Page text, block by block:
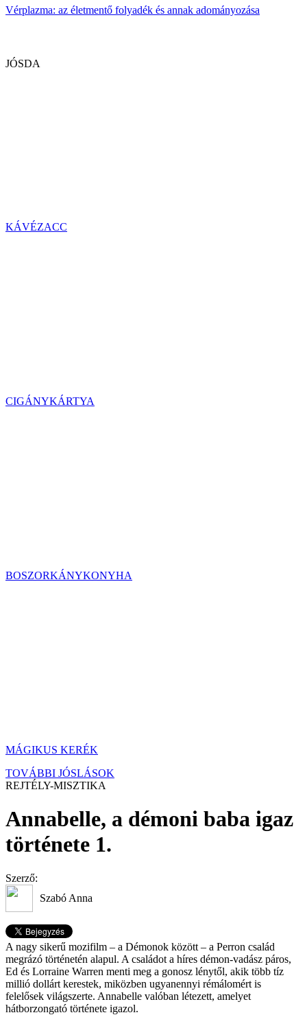
Vérplazma: az életmentő folyadék és annak adományozása
JÓSDA
KÁVÉZACC
CIGÁNYKÁRTYA
BOSZORKÁNYKONYHA
MÁGIKUS KERÉK
TOVÁBBI JÓSLÁSOK
REJTÉLY-MISZTIKA
Annabelle, a démoni baba igaz
története 1.
Szerző:
Szabó Anna
A nagy sikerű mozifilm – a Démonok között – a Perron család
megrázó történetén alapul. A családot a híres démon-vadász páros,
Ed és Lorraine Warren menti meg a gonosz lénytől, akik több tíz
millió dollárt kerestek, miközben ugyanennyi rémálomért is
felelősek világszerte. Annabelle valóban létezett, amelyet
hátborzongató története igazol.